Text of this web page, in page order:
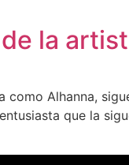
la
Alhanna,
que la